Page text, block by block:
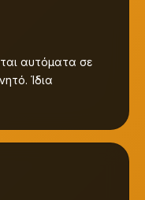
αυτόματα σε
Ίδια